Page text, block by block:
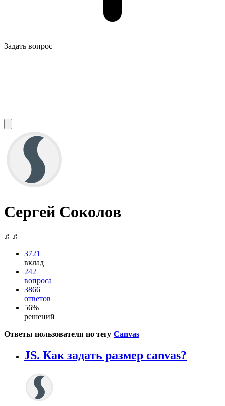
Задать вопрос
Сергей Соколов
♬♬
3721
вклад
242
вопроса
3866
ответов
56%
решений
Ответы пользователя по тегу Canvas
JS. Как задать размер canvas?